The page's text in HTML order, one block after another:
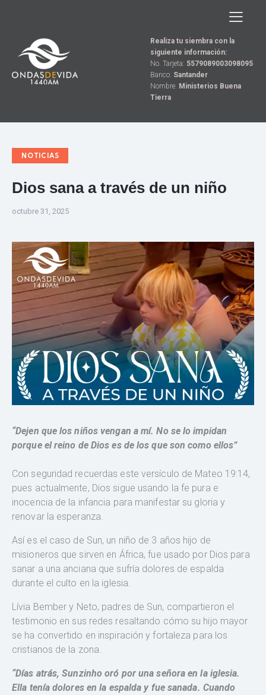
Realiza tu siembra con la
siguiente información:
No. Tarjeta: 5579089003098095
Banco: Santander
Nombre: Ministerios Buena
Tierra
NOTICIAS
Dios sana a través de un niño
octubre 31, 2025
“Dejen que los niños vengan a mí. No se lo impidan
porque el reino de Dios es de los que son como ellos”
Con seguridad recuerdas este versículo de Mateo 19:14,
pues actualmente, Dios sigue usando la fe pura e
inocencia de la infancia para manifestar su gloria y
renovar la esperanza.
Así es el caso de Sun, un niño de 3 años hijo de
misioneros que sirven en África, fue usado por Dios para
sanar a una anciana que sufría dolores de espalda
durante el culto en la iglesia.
Lívia Bember y Neto, padres de Sun, compartieron el
testimonio en sus redes resaltando cómo su hijo mayor
se ha convertido en inspiración y fortaleza para los
cristianos de la zona.
“Días atrás, Sunzinho oró por una señora en la iglesia.
Ella tenía dolores en la espalda y fue sanada. Cuando